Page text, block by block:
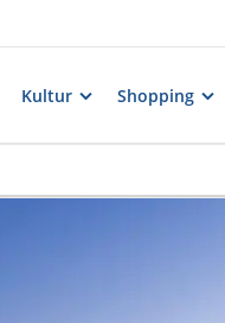
Kultur Shopping